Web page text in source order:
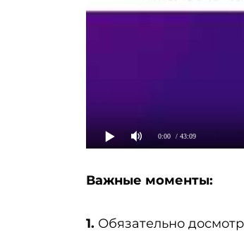
0:00 / 43:09
Важные моменты:
1. Обязательно